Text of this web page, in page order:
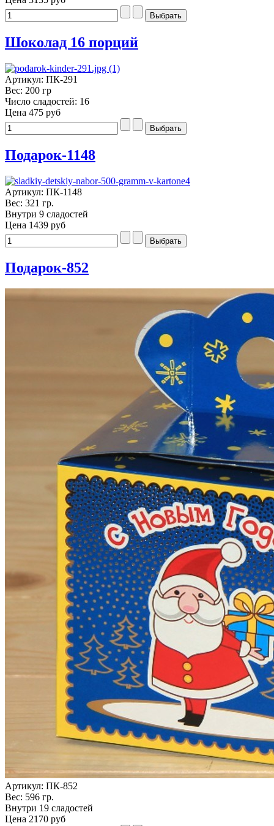
Шоколад 16 порций
Артикул: ПК-291
Вес: 200 гр
Число сладостей: 16
Цена 475 руб
Подарок-1148
Артикул: ПК-1148
Вес: 321 гр.
Внутри 9 сладостей
Цена 1439 руб
Подарок-852
Артикул: ПК-852
Вес: 596 гр.
Внутри 19 сладостей
Цена 2170 руб